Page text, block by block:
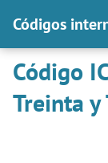
Códigos
Código
Treinta y